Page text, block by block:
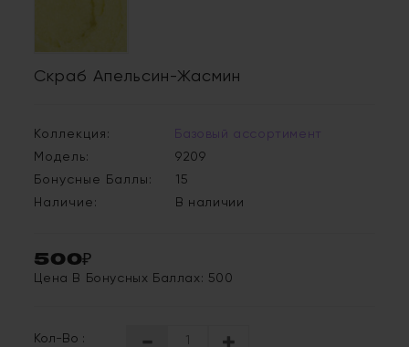
Скраб Апельсин-Жасмин
Коллекция:
Базовый ассортимент
Модель:
9209
Бонусные Баллы:
15
Наличие:
В наличии
500₽
Цена В Бонусных Баллах: 500
Кол-Во :